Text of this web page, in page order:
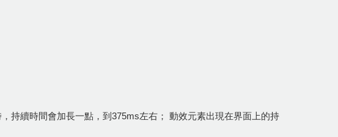
持續時間會加長一點，到375ms左右； 動效元素出現在界面上的持